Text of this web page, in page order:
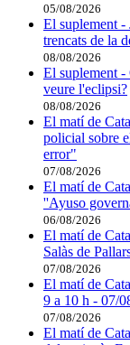
05/08/2026
El suplement -
trencats de la
08/08/2026
El suplement -
veure l'eclipsi?
08/08/2026
El matí de
policial sobre
error"
07/08/2026
El matí de
''Ayuso
06/08/2026
El matí de
Salàs de
07/08/2026
El matí de
9 a 10 h - 07/
07/08/2026
El matí de